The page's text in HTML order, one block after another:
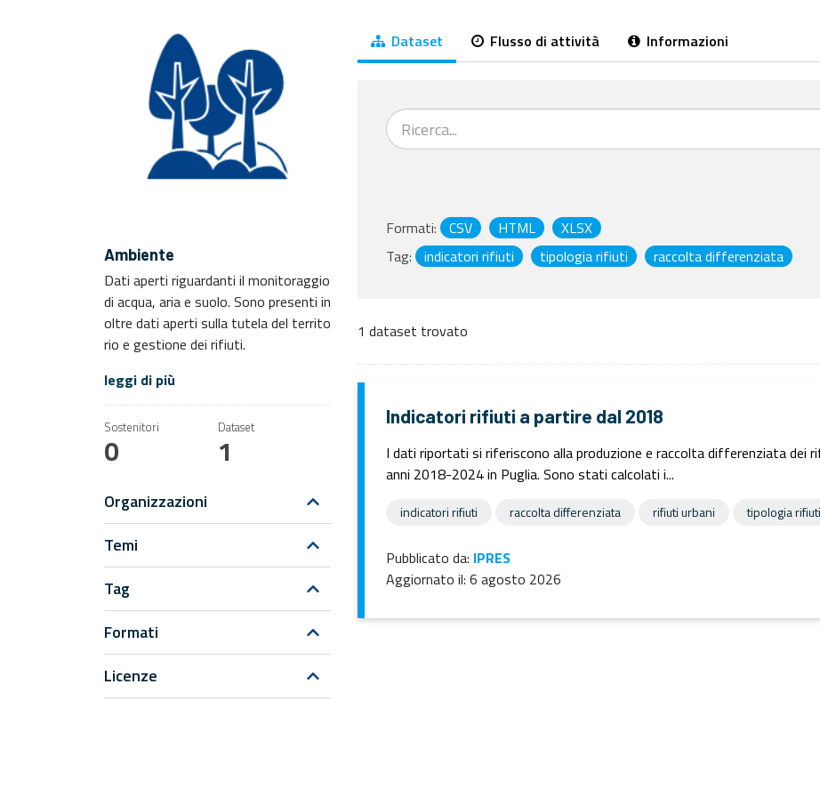
Ambiente
Dati aperti riguardanti il monitoraggio
di acqua, aria e suolo. Sono presenti in
oltre dati aperti sulla tutela del territo
rio e gestione dei rifiuti.
leggi di più
Sostenitori
0
Dataset
1
Organizzazioni
Temi
Tag
Formati
Licenze
Dataset Flusso di attività Informazioni
Formati: CSV HTML
XLSX
Tag:
indicatori rifiuti tipologia rifiuti raccolta differenziata
1 dataset trovato
Indicatori rifiuti a partire dal 2018
I dati riportati si riferiscono alla produzione e raccolta differenziata dei
anni 2018-2024 in Puglia. Sono stati calcolati i...
indicatori rifiuti raccolta differenziata rifiuti urbani tipologia rifiuti
Pubblicato da: IPRES
Aggiornato il: 6 agosto 2026